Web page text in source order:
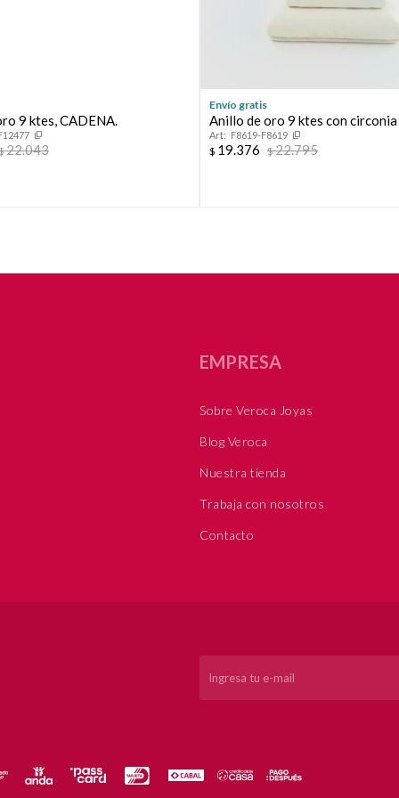
9 ktes, CADENA.
22.043
Envío gratis
Anillo de oro 9 ktes con circonia
F8619-F8619
$ 19.376 $22.795
EMPRESA
Sobre Veroca Joyas
Blog Veroca
Nuestra tienda
Trabaja con nosotros
Contacto